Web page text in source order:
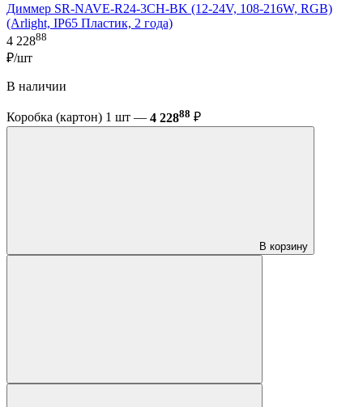
Диммер SR-NAVE-R24-3CH-BK (12-24V, 108-216W, RGB)
(Arlight, IP65 Пластик, 2 года)
4 22888
₽/шт
В наличии
Коробка (картон) 1 шт — 4 22888 ₽
В корзину